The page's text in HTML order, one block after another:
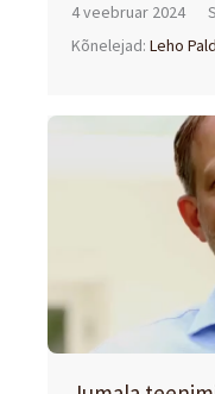
4 veebruar 2024
Kõnelejad:Leho